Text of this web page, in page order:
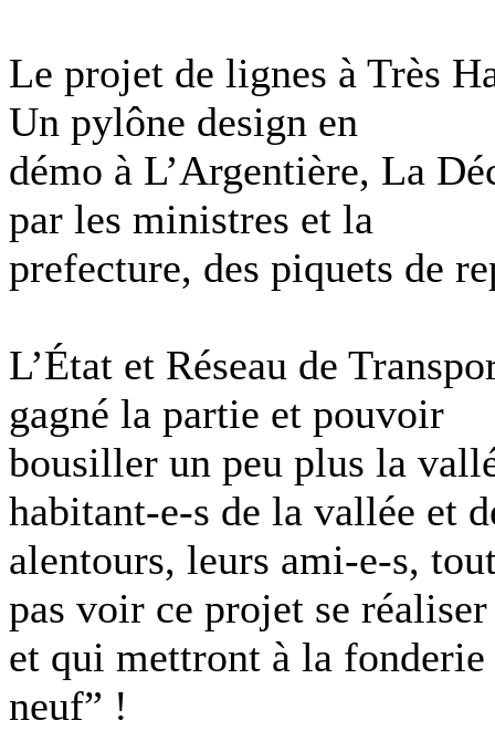
Le projet de lignes à Très
Un pylône design en
démo à L’Argentière, La
par les ministres et la
prefecture, des piquets de
L’État et Réseau de
gagné la partie et pouvoir
bousiller un peu plus la
habitant-e-s de la vallée et
alentours, leurs ami-e-s,
pas voir ce projet se réaliser
et qui mettront à la
neuf” !